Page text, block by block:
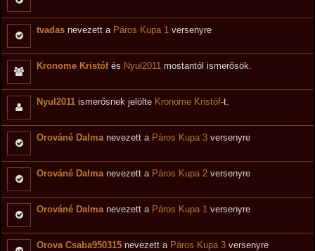
tvadas nevezett a Páros Kupa 1 versenyre
Kronome Kristófés Nyul2011 mostantól ismerősök.
Nyul2011 ismerősnek jelölte Kronome Kristóf-t.
Orováné Dalma nevezett a Páros Kupa 3 versenyre
Orováné Dalma nevezett a Páros Kupa 2 versenyre
Orováné Dalma nevezett a Páros Kupa 1 versenyre
Orova Csaba950315 nevezett a Páros Kupa 3 versenyre